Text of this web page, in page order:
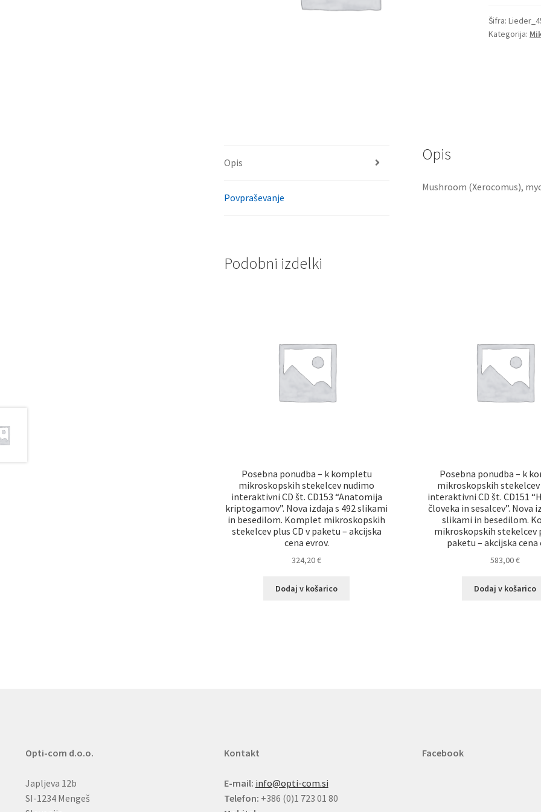
Šifra:
Kategorija:
Opis
Povpraševanje
Opis
Mushroom (Xerocomus),
Podobni izdelki
Posebna ponudba – k kompletu
mikroskopskih stekelcev nudimo
interaktivni CD št. CD153 “Anatomija
kriptogamov”. Nova izdaja s 492 slikami
in besedilom. Komplet mikroskopskih
stekelcev plus CD v paketu – akcijska
cena evrov.
324,20€
Dodaj v košarico
Posebna ponudba – k
mikroskopskih
interaktivni CD št. CD151
človeka in sesalcev”. Nova
slikami in besedilom.
mikroskopskih stekelcev
paketu – akcijska cena
583,00€
Dodaj v košarico
Opti-com d.o.o.
Japljeva 12b
SI-1234 Mengeš
Kontakt
E-mail: info@opti-com.si
Telefon: +386 (0)1 723 01 80
Facebook